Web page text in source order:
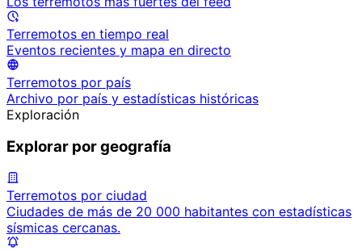
Terremotos en tiempo real
Eventos recientes y mapa en directo
Terremotos por país
Archivo por país y estadísticas históricas
Exploración
Explorar por geografía
Terremotos por ciudad
Ciudades de más de 20 000 habitantes con estadísticas
sísmicas cercanas.